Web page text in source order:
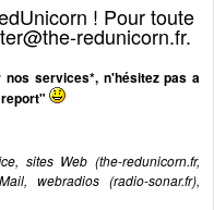
! Pour toute
redunicorn.fr.
services*, n'hésitez pas a
sites Web (the-redunicorn.fr,
webradios (radio-sonar.fr),